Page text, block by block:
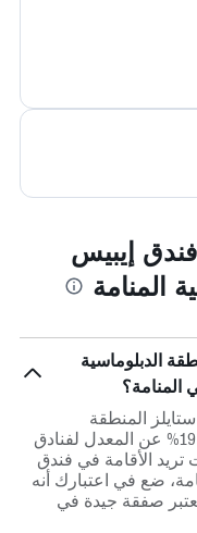
إيبيس
المنامة
الدبلوماسية
المنطقة
الدبلوماسية المنامة عادة أرخص بنسبة 19% عن المعدل لفنادق
كنت تريد الأقامة في فندق
ضع في اعتبارك أنه
والتي تعتبر صفقة جيدة في